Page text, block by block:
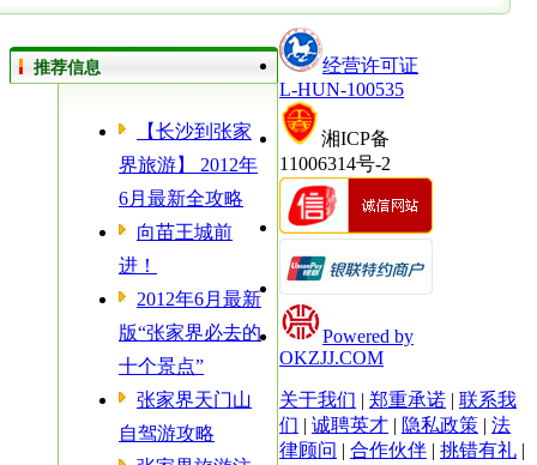
推荐信息
【长沙到张家
界旅游】 2012年
6月最新全攻略
向苗王城前
进！
2012年6月最新
版“张家界必去的
十个景点”
张家界天门山
自驾游攻略
经营许可证
L-HUN-100535
湘ICP备
11006314号-2
Powered by
OKZJJ.COM
关于我们 | 郑重承诺 | 联系我
们 | 诚聘英才 | 隐私政策 | 法
律顾问 | 合作伙伴 | 挑错有礼 |